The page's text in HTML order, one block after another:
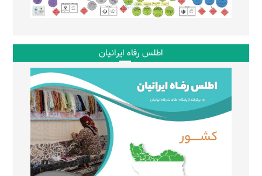
اطلس رفاه ایرانیان